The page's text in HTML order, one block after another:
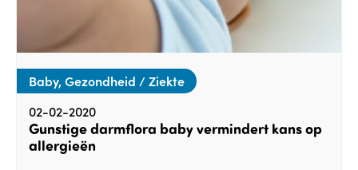
Baby, Gezondheid / Ziekte
02-02-2020
Gunstige darmflora baby vermindert kans op
allergieën